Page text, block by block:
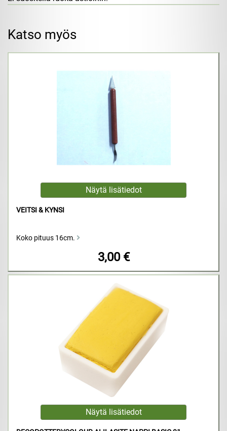
Katso myös
VEITSI & KYNSI
Koko pituus 16cm.
3,00 €